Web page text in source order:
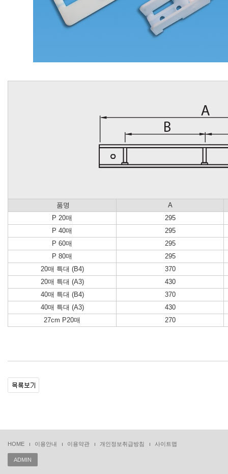
품명
A
P 20매
295
P 40매
295
P 60매
295
P 80매
295
20매 특대 (B4)
370
20매 특대 (A3)
430
40매 특대 (B4)
370
40매 특대 (A3)
430
27cm P20매
270
HOME 이용안내 이용약관 개인정보취급방침 사이트맵
ADMIN